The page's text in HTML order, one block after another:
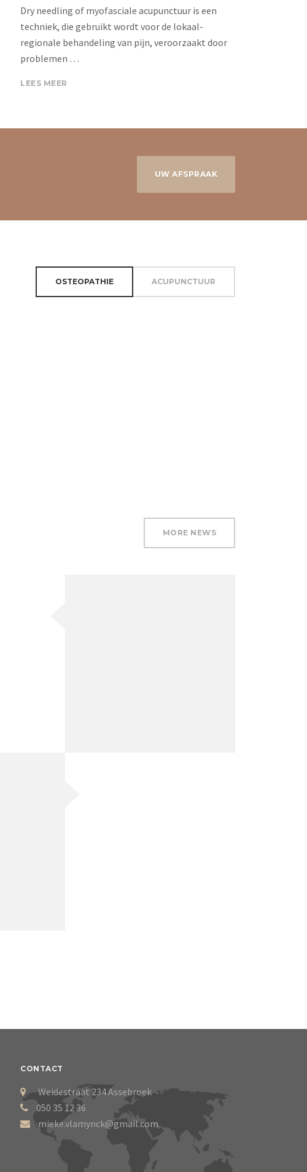
Dry needling of myofasciale acupunctuur is een
techniek, die gebruikt wordt voor de lokaal-
regionale behandeling van pijn, veroorzaakt door
problemen …
LEES MEER
UW AFSPRAAK
OSTEOPATHIE ACUPUNCTUUR
MORE NEWS
CONTACT
Weidestraat 234 Assebroek
050 35 12 36
mieke.vlamynck@gmail.com